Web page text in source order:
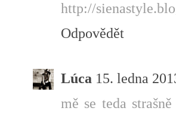
http://
Odpovědět
Lúca 15. ledna
mě se teda